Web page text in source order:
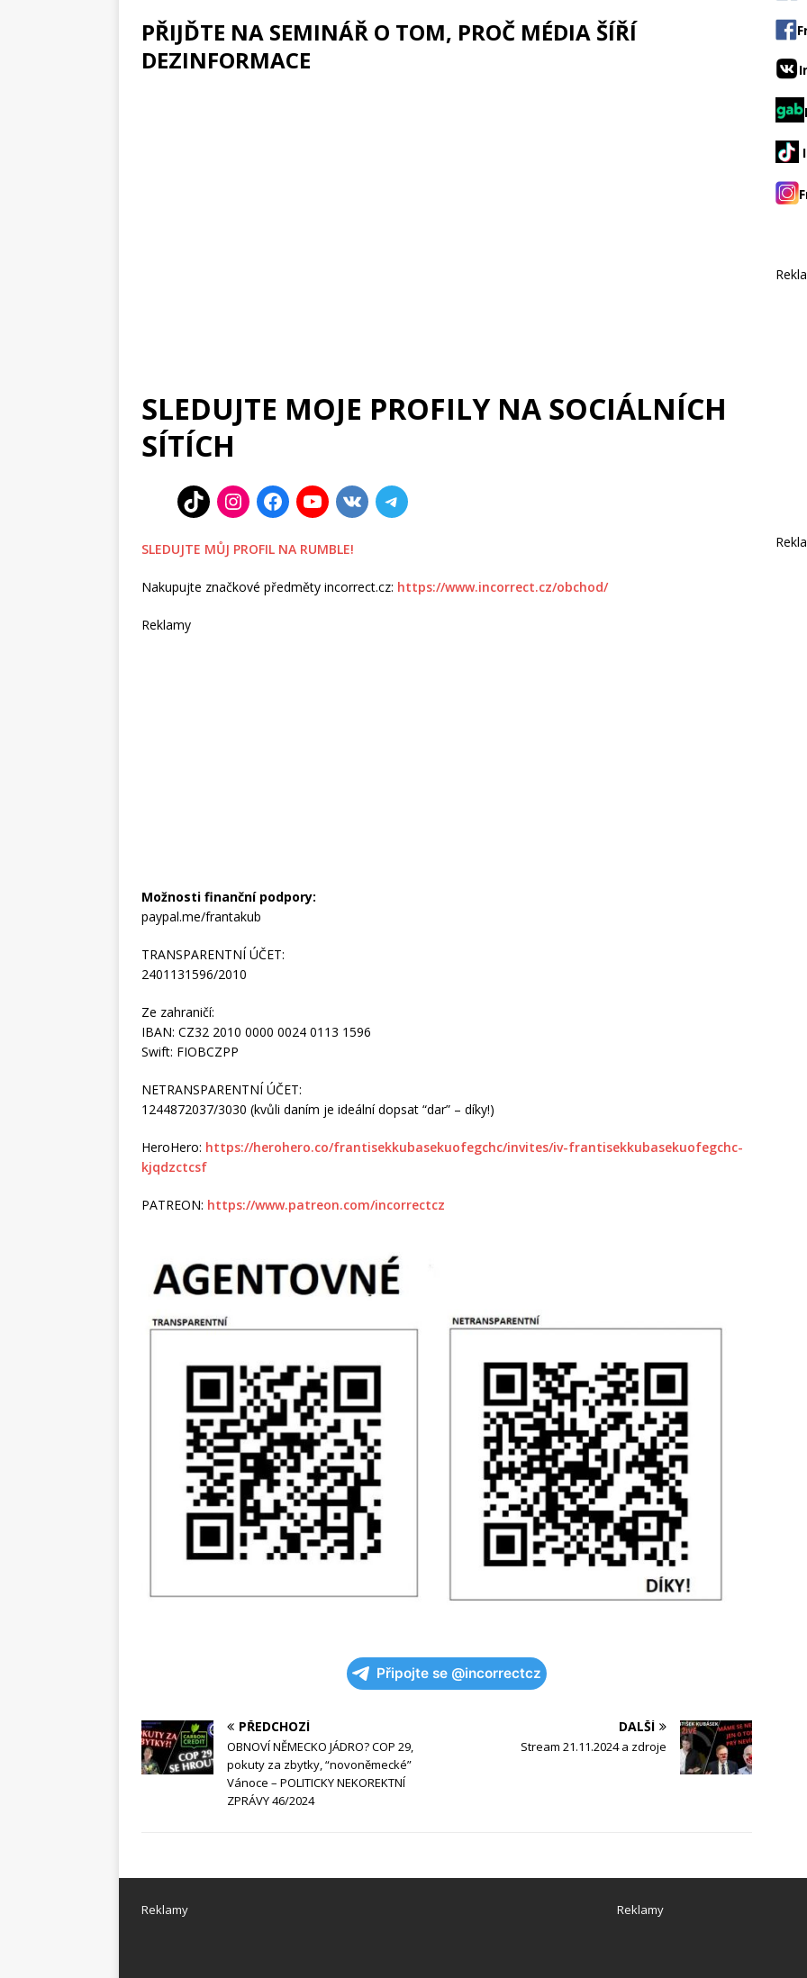
PŘIJĎTE NA SEMINÁŘ O TOM, PROČ MÉDIA ŠÍŘÍ
DEZINFORMACE
SLEDUJTE MOJE PROFILY NA SOCIÁLNÍCH
SÍTÍCH
SLEDUJTE MŮJ PROFIL NA RUMBLE!
Nakupujte značkové předměty incorrect.cz: https://www.incorrect.cz/obchod/
Reklamy
Možnosti finanční podpory:
paypal.me/frantakub
TRANSPARENTNÍ ÚČET:
2401131596/2010
Ze zahraničí:
IBAN: CZ32 2010 0000 0024 0113 1596
Swift: FIOBCZPP
NETRANSPARENTNÍ ÚČET:
1244872037/3030 (kvůli daním je ideální dopsat “dar” – díky!)
HeroHero: https://herohero.co/frantisekkubasekuofegchc/invites/iv-frantisekkubasekuofegchc-
kjqdzctcsf
PATREON: https://www.patreon.com/incorrectcz
Připojte se @incorrectcz
PŘEDCHOZÍ
OBNOVÍ NĚMECKO JÁDRO? COP 29,
pokuty za zbytky, “novoněmecké”
Vánoce – POLITICKY NEKOREKTNÍ
ZPRÁVY 46/2024
DALŠÍ
Stream 21.11.2024 a zdroje
Reklamy Reklamy